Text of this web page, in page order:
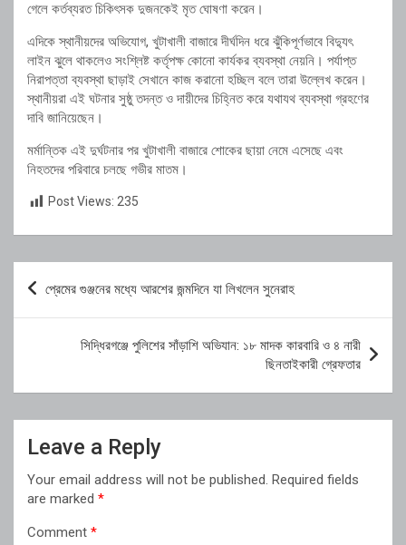
গেলে কর্তব্যরত চিকিৎসক দুজনকেই মৃত ঘোষণা করেন।
এদিকে স্থানীয়দের অভিযোগ, খুটাখালী বাজারে দীর্ঘদিন ধরে ঝুঁকিপূর্ণভাবে বিদ্যুৎ
লাইন ঝুলে থাকলেও সংশ্লিষ্ট কর্তৃপক্ষ কোনো কার্যকর ব্যবস্থা নেয়নি। পর্যাপ্ত
নিরাপত্তা ব্যবস্থা ছাড়াই সেখানে কাজ করানো হচ্ছিল বলে তারা উল্লেখ করেন।
স্থানীয়রা এই ঘটনার সুষ্ঠু তদন্ত ও দায়ীদের চিহ্নিত করে যথাযথ ব্যবস্থা গ্রহণের
দাবি জানিয়েছেন।
মর্মান্তিক এই দুর্ঘটনার পর খুটাখালী বাজারে শোকের ছায়া নেমে এসেছে এবং
নিহতদের পরিবারে চলছে গভীর মাতম।
Post Views: 235
Post
navigation
প্রেমের গুঞ্জনের মধ্যে আরশের জন্মদিনে যা লিখলেন সুনেরাহ
সিদ্ধিরগঞ্জে পুলিশের সাঁড়াশি অভিযান: ১৮ মাদক কারবারি ও ৪ নারী
ছিনতাইকারী গ্রেফতার
Leave a Reply
Your email address will not be published. Required fields
are marked *
Comment *